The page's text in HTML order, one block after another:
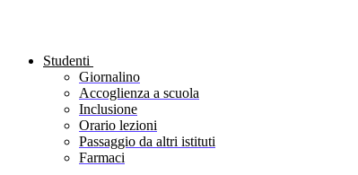
Studenti
Giornalino
Accoglienza a scuola
Inclusione
Orario lezioni
Passaggio da altri istituti
Farmaci